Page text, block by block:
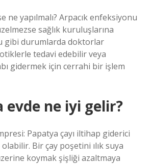
ne yapılmalı? Arpacık enfeksiyonu
sağlık kuruluşlarına
gibi durumlarda doktorlar
tedavi edebilir veya
gidermek için cerrahi bir işlem
evde ne iyi gelir?
Papatya çayı iltihap giderici
Bir çay poşetini ılık suya
koymak şişliği azaltmaya